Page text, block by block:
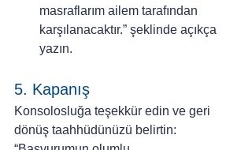
masraflarım ailem tarafından
karşılanacaktır.” şeklinde açıkça
yazın.
5. Kapanış
Konsolosluğa teşekkür edin ve geri
dönüş taahhüdünüzü belirtin: